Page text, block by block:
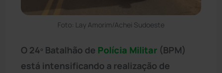
Foto: Lay Amorim/Achei Sudoeste
O 24º Batalhão de Polícia Militar (BPM)
está intensificando a realização de